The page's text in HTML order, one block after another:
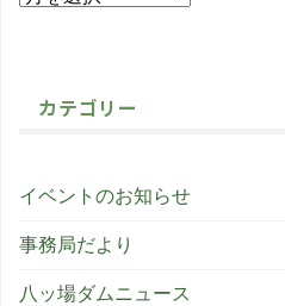
カテゴリー
イベントのお知らせ
事務局だより
八ッ場ダムニュース